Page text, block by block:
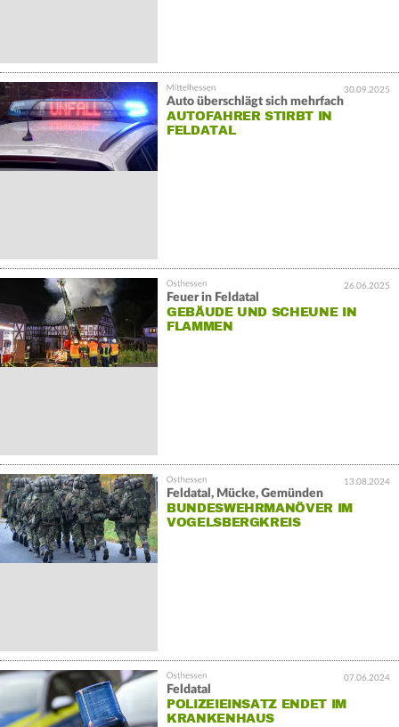
30.09.2025
Auto überschlägt sich mehrfach
AUTOFAHRER STIRBT IN
FELDATAL
26.06.2025
Feuer in Feldatal
GEBÄUDE UND SCHEUNE IN
FLAMMEN
13.08.2024
Feldatal, Mücke, Gemünden
BUNDESWEHRMANÖVER IM
VOGELSBERGKREIS
07.06.2024
Feldatal
POLIZEIEINSATZ ENDET IM
KRANKENHAUS